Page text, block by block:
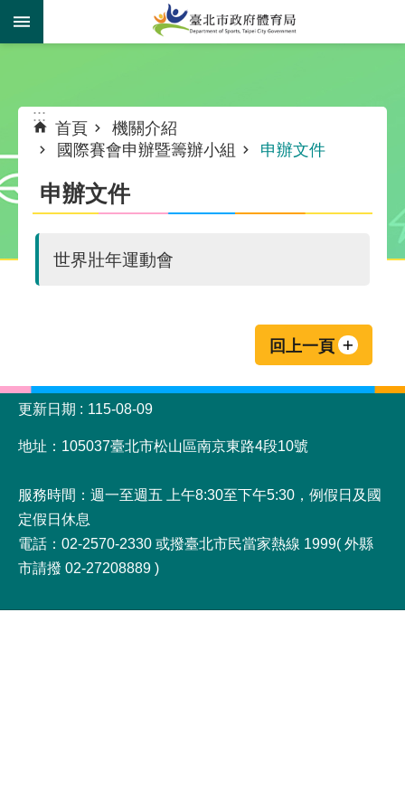
跳到主要內容區塊
:::
首頁
機關介紹
國際賽會申辦暨籌辦小組
申辦文件
申辦文件
世界壯年運動會
回上一頁
:::
更新日期
115-08-09
地址：105037臺北市松山區南京東路4段10號
服務時間：週一至週五 上午8:30至下午5:30，例假日及國
定假日休息
電話：02-2570-2330 或撥臺北市民當家熱線 1999( 外縣
市請撥 02-27208889 )